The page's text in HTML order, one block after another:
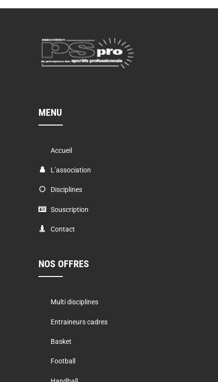
MENU
Accueil
L’association
Disciplines
Souscription
Contact
NOS OFFRES
Multi disciplines
Entraineurs cadres
Basket
Football